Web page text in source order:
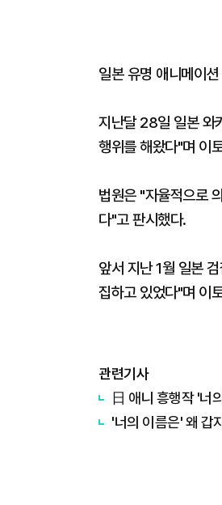
일본 유명 애니메이
지난달 28일 일본 와
행위를 해왔다"며 이
법원은 "자율적으로
다"고 판시했다.
앞서 지난 1월 일본
집하고 있었다"며 이
관련기사
日 애니 흥행작 '너
'너의 이름은' 왜 갑